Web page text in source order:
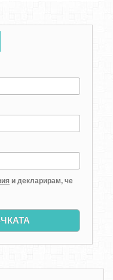
и декларирам, че